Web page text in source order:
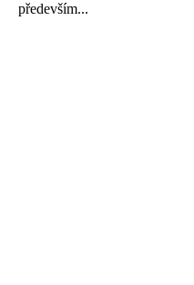
především...